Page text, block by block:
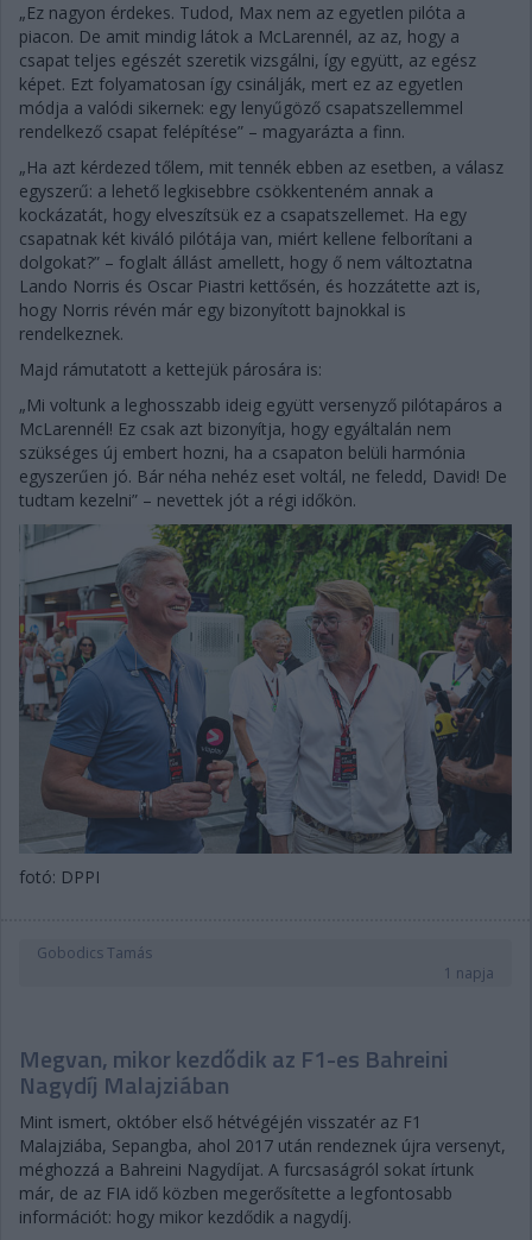
„Ez nagyon érdekes. Tudod, Max nem az egyetlen pilóta a
piacon. De amit mindig látok a McLarennél, az az, hogy a
csapat teljes egészét szeretik vizsgálni, így együtt, az egész
képet. Ezt folyamatosan így csinálják, mert ez az egyetlen
módja a valódi sikernek: egy lenyűgöző csapatszellemmel
rendelkező csapat felépítése” – magyarázta a finn.
„Ha azt kérdezed tőlem, mit tennék ebben az esetben, a válasz
egyszerű: a lehető legkisebbre csökkenteném annak a
kockázatát, hogy elveszítsük ez a csapatszellemet. Ha egy
csapatnak két kiváló pilótája van, miért kellene felborítani a
dolgokat?” – foglalt állást amellett, hogy ő nem változtatna
Lando Norris és Oscar Piastri kettősén, és hozzátette azt is,
hogy Norris révén már egy bizonyított bajnokkal is
rendelkeznek.
Majd rámutatott a kettejük párosára is:
„Mi voltunk a leghosszabb ideig együtt versenyző pilótapáros a
McLarennél! Ez csak azt bizonyítja, hogy egyáltalán nem
szükséges új embert hozni, ha a csapaton belüli harmónia
egyszerűen jó. Bár néha nehéz eset voltál, ne feledd, David! De
tudtam kezelni” – nevettek jót a régi időkön.
fotó: DPPI
Gobodics Tamás
1 napja
Megvan, mikor kezdődik az F1-es Bahreini
Nagydíj Malajziában
Mint ismert, október első hétvégéjén visszatér az F1
Malajziába, Sepangba, ahol 2017 után rendeznek újra versenyt,
méghozzá a Bahreini Nagydíjat. A furcsaságról sokat írtunk
már, de az FIA idő közben megerősítette a legfontosabb
információt: hogy mikor kezdődik a nagydíj.